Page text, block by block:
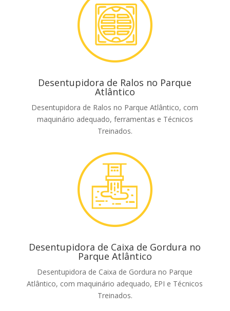
Desentupidora de Ralos no Parque
Atlântico
Desentupidora de Ralos no Parque Atlântico, com
maquinário adequado, ferramentas e Técnicos
Treinados.
Desentupidora de Caixa de Gordura no
Parque Atlântico
Desentupidora de Caixa de Gordura no Parque
Atlântico, com maquinário adequado, EPI e Técnicos
Treinados.